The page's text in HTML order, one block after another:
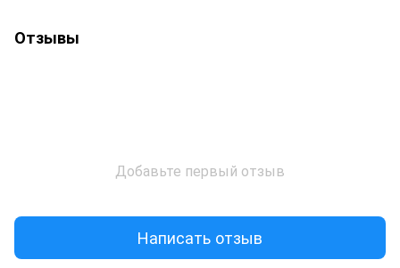
Отзывы
Добавьте первый отзыв
Написать отзыв